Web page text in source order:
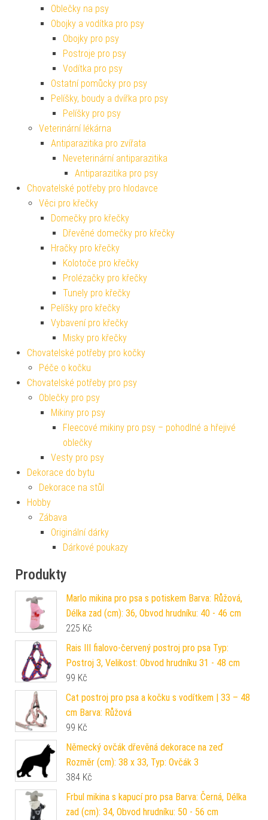
Oblečky na psy
Obojky a vodítka pro psy
Obojky pro psy
Postroje pro psy
Vodítka pro psy
Ostatní pomůcky pro psy
Pelíšky, boudy a dvířka pro psy
Pelíšky pro psy
Veterinární lékárna
Antiparazitika pro zvířata
Neveterinární antiparazitika
Antiparazitika pro psy
Chovatelské potřeby pro hlodavce
Věci pro křečky
Domečky pro křečky
Dřevěné domečky pro křečky
Hračky pro křečky
Kolotoče pro křečky
Prolézačky pro křečky
Tunely pro křečky
Pelíšky pro křečky
Vybavení pro křečky
Misky pro křečky
Chovatelské potřeby pro kočky
Péče o kočku
Chovatelské potřeby pro psy
Oblečky pro psy
Mikiny pro psy
Fleecové mikiny pro psy – pohodlné a hřejivé
oblečky
Vesty pro psy
Dekorace do bytu
Dekorace na stůl
Hobby
Zábava
Originální dárky
Dárkové poukazy
Produkty
Marlo mikina pro psa s potiskem Barva: Růžová,
Délka zad (cm): 36, Obvod hrudníku: 40 - 46 cm
225 Kč
Rais III fialovo-červený postroj pro psa Typ:
Postroj 3, Velikost: Obvod hrudníku 31 - 48 cm
99 Kč
Cat postroj pro psa a kočku s vodítkem | 33 – 48
cm Barva: Růžová
99 Kč
Německý ovčák dřevěná dekorace na zeď
Rozměr (cm): 38 x 33, Typ: Ovčák 3
384 Kč
Frbul mikina s kapucí pro psa Barva: Černá, Délka
zad (cm): 34, Obvod hrudníku: 50 - 56 cm